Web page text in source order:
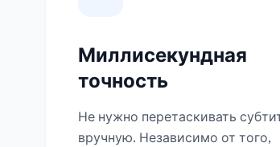
Миллисекундная
точность
Не нужно перетаскивать
вручную. Независимо от того,